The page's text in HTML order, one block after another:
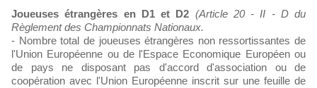
Joueuses étrangères en D1 et D2 (Article 20 - II - D du
Règlement des Championnats Nationaux.
- Nombre total de joueuses étrangères non ressortissantes de
l'Union Européenne ou de l'Espace Economique Européen ou
de pays ne disposant pas d'accord d'association ou de
coopération avec l'Union Européenne inscrit sur une feuille de